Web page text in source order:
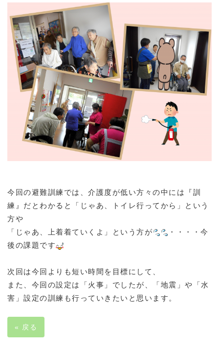
今回の避難訓練では、介護度が低い方々の中には『訓
練』だとわかると「じゃあ、トイレ行ってから」という
方や
「じゃあ、上着着ていくよ」という方が
・・・・今
後の課題です
次回は今回よりも短い時間を目標にして、
また、今回の設定は「火事」でしたが、「地震」や「水
害」設定の訓練も行っていきたいと思います。
« 戻る